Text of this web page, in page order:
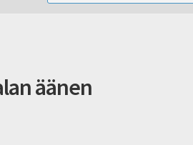
äänen